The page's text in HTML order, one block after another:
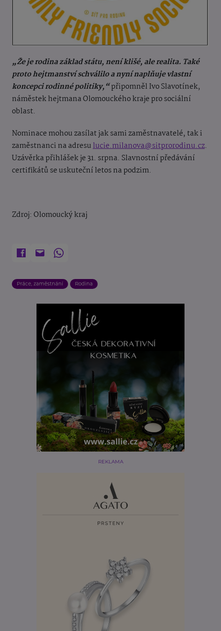
„Že je rodina základ státu, není klišé, ale realita. Také
proto hejtmanství schválilo a nyní naplňuje vlastní
koncepci rodinné politiky,“připomněl Ivo Slavotínek,
náměstek hejtmana Olomouckého kraje pro sociální
oblast.
Nominace mohou zasílat jak sami zaměstnavatelé, tak i
zaměstnanci na adresulucie.milanova@sitprorodinu.cz.
Uzávěrka přihlášek je 31. srpna. Slavnostní předávání
certifikátů se uskuteční letos na podzim.
Zdroj: Olomoucký kraj
Práce, zaměstnání Rodina
REKLAMA